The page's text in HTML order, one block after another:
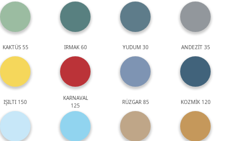
KAKTÜS 55 IRMAK 60 YUDUM 30 ANDEZİT 35
IŞILTI 150
KARNAVAL
125
RÜZGAR 85 KOZMİK 120